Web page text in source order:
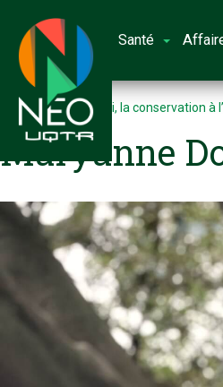
Santé
Accueil Sans suivi, la conservation à
Maryanne